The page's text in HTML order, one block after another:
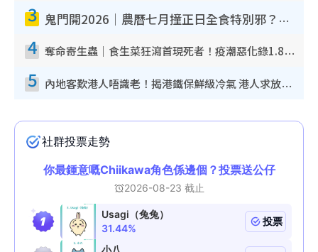
3 鬼門開2026｜農曆七月撞正日全食特別邪？專家警告切忌做一事！揭4大禁忌+2招保平安
4 奪命寄生蟲｜食生菜狂瀉首現死者！疫潮惡化錄1.8萬宗病例 揭洗菜3大謬誤
5 內地客歎港人唔識老！揭港鐵保鮮級冷氣 港人求放過：咪投訴